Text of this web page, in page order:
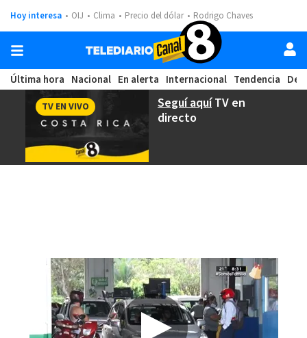
Hoy interesa OIJ Clima Precio del dólar Rodrigo Chaves
Última hora Nacional En alerta Internacional Tendencia
Seguí aquíTV en
directo
TV EN VIVO